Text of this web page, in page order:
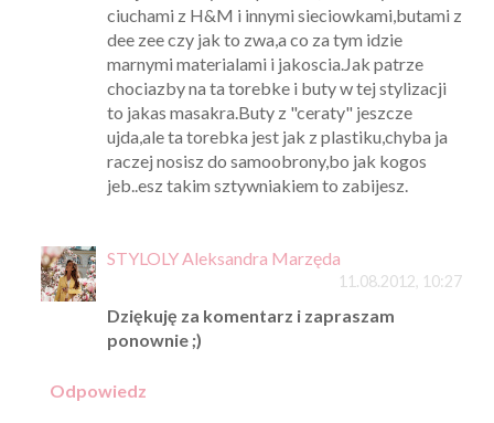
ciuchami z H&M i innymi sieciowkami,butami z
dee zee czy jak to zwa,a co za tym idzie
marnymi materialami i jakoscia.Jak patrze
chociazby na ta torebke i buty w tej stylizacji
to jakas masakra.Buty z "ceraty" jeszcze
ujda,ale ta torebka jest jak z plastiku,chyba ja
raczej nosisz do samoobrony,bo jak kogos
jeb..esz takim sztywniakiem to zabijesz.
STYLOLY Aleksandra Marzęda
11.08.2012, 10:27
Dziękuję za komentarz i zapraszam
ponownie ;)
Odpowiedz